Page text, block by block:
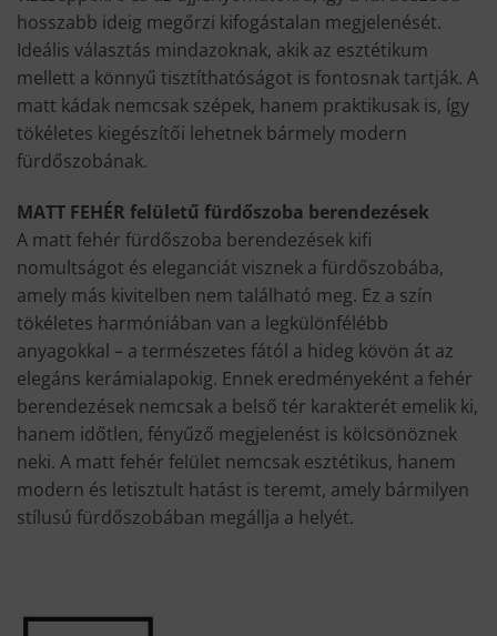
hosszabb ideig megőrzi kifogástalan megjelenését.
Ideális választás mindazoknak, akik az esztétikum
mellett a könnyű tisztíthatóságot is fontosnak tartják. A
matt kádak nemcsak szépek, hanem praktikusak is, így
tökéletes kiegészítői lehetnek bármely modern
fürdőszobának.
MATT FEHÉR felületű fürdőszoba berendezések
A matt fehér fürdőszoba berendezések kifi
nomultságot és eleganciát visznek a fürdőszobába,
amely más kivitelben nem található meg. Ez a szín
tökéletes harmóniában van a legkülönfélébb
anyagokkal – a természetes fától a hideg kövön át az
elegáns kerámialapokig. Ennek eredményeként a fehér
berendezések nemcsak a belső tér karakterét emelik ki,
hanem időtlen, fényűző megjelenést is kölcsönöznek
neki. A matt fehér felület nemcsak esztétikus, hanem
modern és letisztult hatást is teremt, amely bármilyen
stílusú fürdőszobában megállja a helyét.